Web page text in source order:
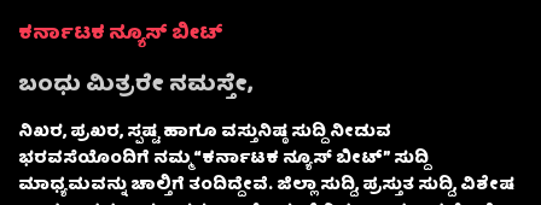
ಕರ್ನಾಟಕ ನ್ಯೂಸ್ ಬೀಟ್
ಬಂಧು ಮಿತ್ರರೇ ನಮಸ್ತೇ,
ನಿಖರ, ಪ್ರಖರ, ಸ್ಪಷ್ಟ ಹಾಗೂ ವಸ್ತುನಿಷ್ಠ ಸುದ್ದಿ ನೀಡುವ
ಭರವಸೆಯೊಂದಿಗೆ ನಮ್ಮ “ಕರ್ನಾಟಕ ನ್ಯೂಸ್ ಬೀಟ್” ಸುದ್ದಿ
ಮಾಧ್ಯಮವನ್ನು ಚಾಲ್ತಿಗೆ ತಂದಿದ್ದೇವೆ. ಜಿಲ್ಲಾ ಸುದ್ದಿ, ಪ್ರಸ್ತುತ ಸುದ್ದಿ, ವಿಶೇಷ